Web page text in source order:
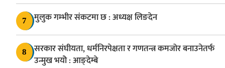
7 मुलुक गम्भीर संकटमा छ : अध्यक्ष लिङदेन
8
सरकार संघीयता, धर्मनिरपेक्षता र गणतन्त्र कमजोर बनाउनेतर्फ
उन्मुख भयोे : आङ्देम्बे